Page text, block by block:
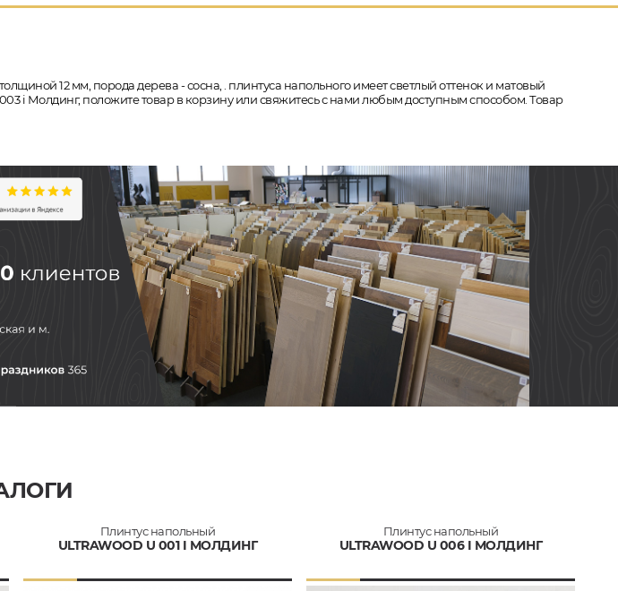
12 мм, порода дерева - сосна, . плинтуса напольного имеет светлый оттенок и матовый
i Молдинг, положите товар в корзину или свяжитесь с нами любым доступным способом. Товар
Плинтус напольный
ULTRAWOOD U 001 I МОЛДИНГ
Плинтус напольный
ULTRAWOOD U 006 I МОЛДИНГ